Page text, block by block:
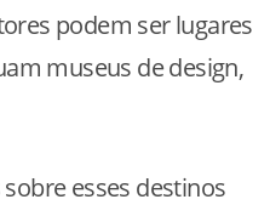
podem ser lugares
museus de design,
esses destinos